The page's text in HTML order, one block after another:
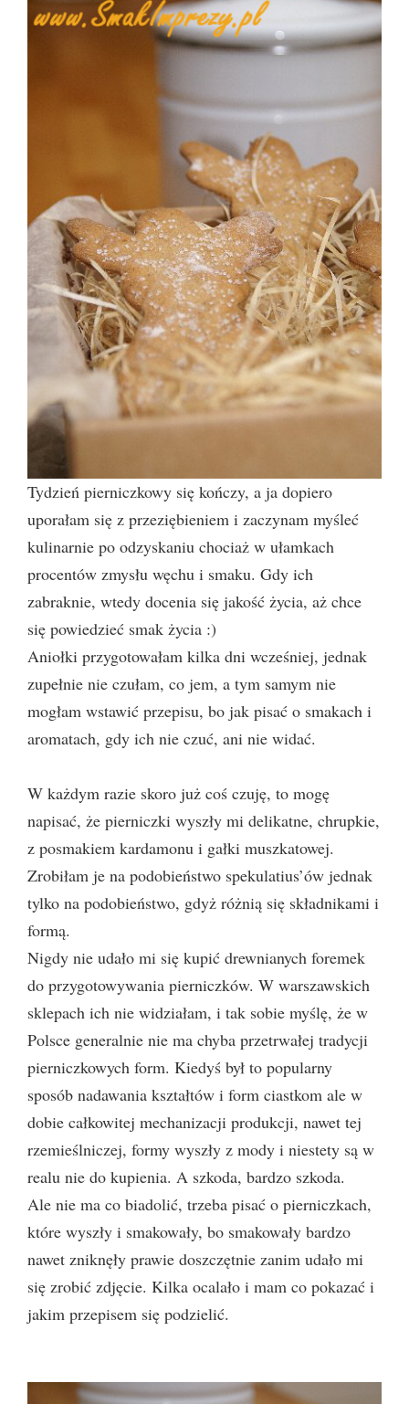
Tydzień pierniczkowy się kończy, a ja dopiero
uporałam się z przeziębieniem i zaczynam myśleć
kulinarnie po odzyskaniu chociaż w ułamkach
procentów zmysłu węchu i smaku. Gdy ich
zabraknie, wtedy docenia się jakość życia, aż chce
się powiedzieć smak życia :)
Aniołki przygotowałam kilka dni wcześniej, jednak
zupełnie nie czułam, co jem, a tym samym nie
mogłam wstawić przepisu, bo jak pisać o smakach i
aromatach, gdy ich nie czuć, ani nie widać.
W każdym razie skoro już coś czuję, to mogę
napisać, że pierniczki wyszły mi delikatne, chrupkie,
z posmakiem kardamonu i gałki muszkatowej.
Zrobiłam je na podobieństwo spekulatius’ów jednak
tylko na podobieństwo, gdyż różnią się składnikami i
formą.
Nigdy nie udało mi się kupić drewnianych foremek
do przygotowywania pierniczków. W warszawskich
sklepach ich nie widziałam, i tak sobie myślę, że w
Polsce generalnie nie ma chyba przetrwałej tradycji
pierniczkowych form. Kiedyś był to popularny
sposób nadawania kształtów i form ciastkom ale w
dobie całkowitej mechanizacji produkcji, nawet tej
rzemieślniczej, formy wyszły z mody i niestety są w
realu nie do kupienia. A szkoda, bardzo szkoda.
Ale nie ma co biadolić, trzeba pisać o pierniczkach,
które wyszły i smakowały, bo smakowały bardzo
nawet zniknęły prawie doszczętnie zanim udało mi
się zrobić zdjęcie. Kilka ocalało i mam co pokazać i
jakim przepisem się podzielić.